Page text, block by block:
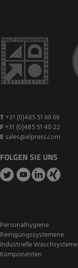
T +31 (0)485 51 69 69
F+31 (0)485 51 40 22
E sales@elpress.com
FOLGEN SIE UNS
Personalhygiene
Reinigungssystemene
Industrielle Waschsysteme
Komponenten